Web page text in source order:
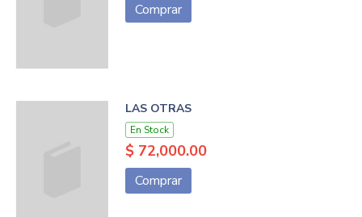
Comprar
LAS OTRAS
En Stock
$ 72,000.00
Comprar